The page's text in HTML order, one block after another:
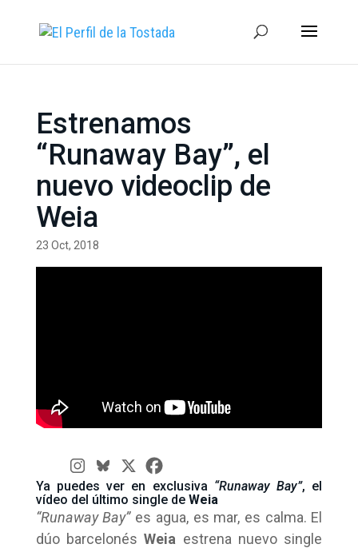
Estrenamos
“Runaway Bay”, el
nuevo videoclip de
Weia
23 Oct, 2018
Ya puedes ver en exclusiva “Runaway Bay”, el
vídeo del último single de Weia
“Runaway Bay”es agua, es mar, es calma. El
dúo barcelonésWeia estrena nuevo single